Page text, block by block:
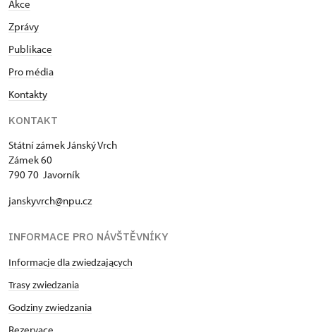
Akce
Zprávy
Publikace
Pro média
Kontakty
KONTAKT
Státní zámek Jánský Vrch
Zámek 60
790 70 Javorník
janskyvrch@npu.cz
INFORMACE PRO NÁVŠTĚVNÍKY
Informacje dla zwiedzających
Trasy zwiedzania
Godziny zwiedzania